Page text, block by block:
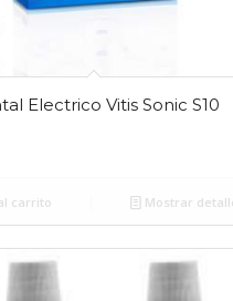
Electrico Vitis Sonic S10
carrito Mostrar